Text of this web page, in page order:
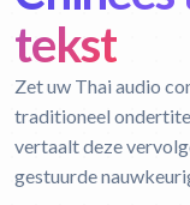
tekst
Zet uw Thai audio
traditioneel
vertaalt deze
gestuurde